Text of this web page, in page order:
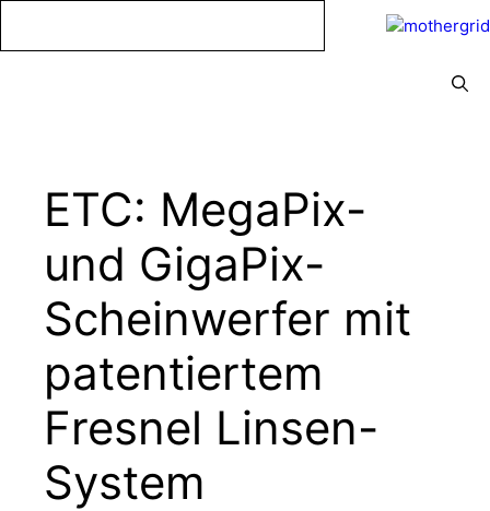
ETC: MegaPix-
und GigaPix-
Scheinwerfer mit
patentiertem
Fresnel Linsen-
System